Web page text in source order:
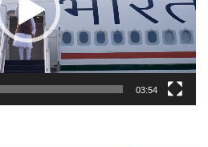
03:54